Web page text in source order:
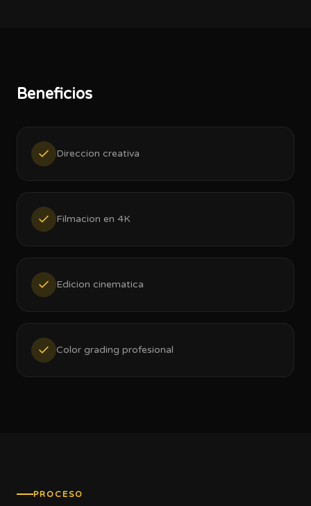
Beneficios
Direccion creativa
Filmacion en 4K
Edicion cinematica
Color grading profesional
PROCESO